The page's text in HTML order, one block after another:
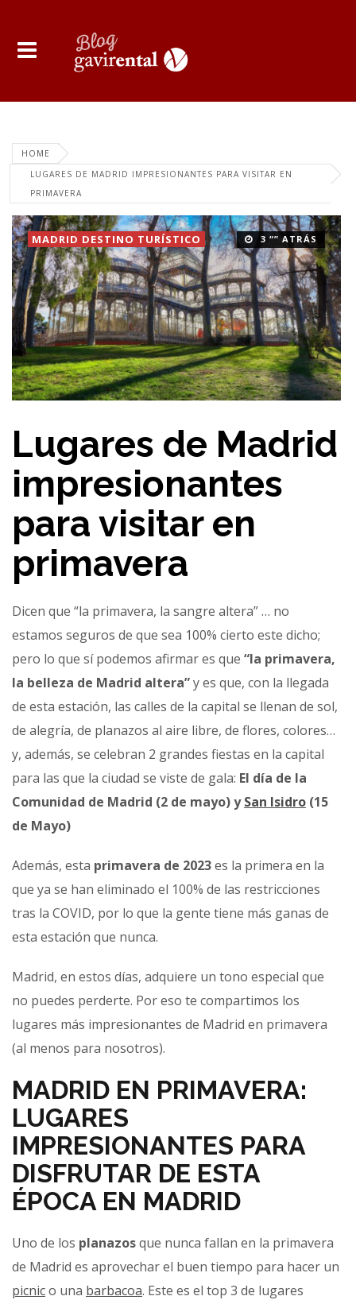
HOME
LUGARES DE MADRID IMPRESIONANTES PARA VISITAR EN
PRIMAVERA
3 “” ATRÁS
MADRID DESTINO TURÍSTICO
Lugares de Madrid
impresionantes
para visitar en
primavera
Dicen que “la primavera, la sangre altera” … no
estamos seguros de que sea 100% cierto este dicho;
pero lo que sí podemos afirmar es que “la primavera,
la belleza de Madrid altera”y es que, con la llegada
de esta estación, las calles de la capital se llenan de sol,
de alegría, de planazos al aire libre, de flores, colores…
y, además, se celebran 2 grandes fiestas en la capital
para las que la ciudad se viste de gala: El día de la
Comunidad de Madrid (2 de mayo) ySan Isidro (15
de Mayo)
Además, esta primavera de 2023es la primera en la
que ya se han eliminado el 100% de las restricciones
tras la COVID, por lo que la gente tiene más ganas de
esta estación que nunca.
Madrid, en estos días, adquiere un tono especial que
no puedes perderte. Por eso te compartimos los
lugares más impresionantes de Madrid en primavera
(al menos para nosotros).
MADRID EN PRIMAVERA:
LUGARES
IMPRESIONANTES PARA
DISFRUTAR DE ESTA
ÉPOCA EN MADRID
Uno de los planazosque nunca fallan en la primavera
de Madrid es aprovechar el buen tiempo para hacer un
picnico una barbacoa. Este es el top 3 de lugares